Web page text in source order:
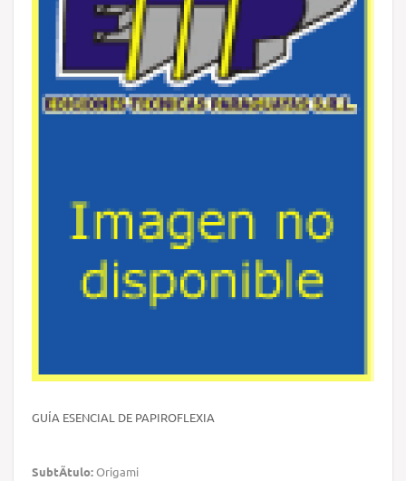
GUÍA ESENCIAL DE PAPIROFLEXIA
SubtÃ­tulo:Origami